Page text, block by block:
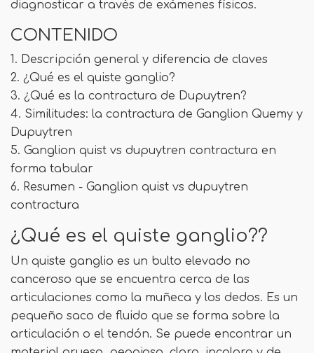
diagnosticar a través de exámenes físicos.
CONTENIDO
1. Descripción general y diferencia de claves
2. ¿Qué es el quiste ganglio?
3. ¿Qué es la contractura de Dupuytren?
4. Similitudes: la contractura de Ganglion Quemy y
Dupuytren
5. Ganglion quist vs dupuytren contractura en
forma tabular
6. Resumen - Ganglion quist vs dupuytren
contractura
¿Qué es el quiste ganglio??
Un quiste ganglio es un bulto elevado no
canceroso que se encuentra cerca de las
articulaciones como la muñeca y los dedos. Es un
pequeño saco de fluido que se forma sobre la
articulación o el tendón. Se puede encontrar un